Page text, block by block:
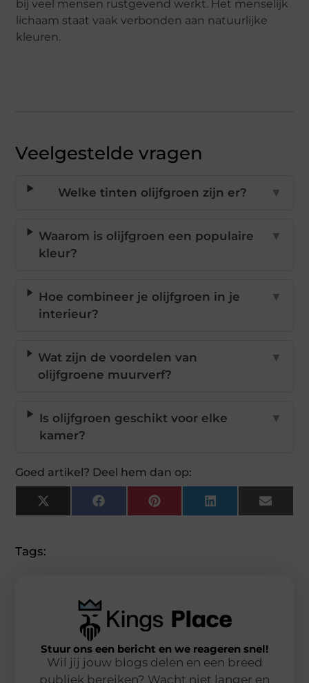
bij veel mensen rustgevend werkt. Het menselijk
lichaam staat vaak verbonden aan natuurlijke
kleuren.
Veelgestelde vragen
Welke tinten olijfgroen zijn er? ▼
Waarom is olijfgroen een populaire
kleur?
▼
Hoe combineer je olijfgroen in je
interieur?
▼
Wat zijn de voordelen van
olijfgroene muurverf?
▼
Is olijfgroen geschikt voor elke
kamer?
▼
Goed artikel? Deel hem dan op:
X
(Twitter)
FacebookPinterestLinkedInEmail
Tags:
Stuur ons een bericht en we reageren snel!
Wil jij jouw blogs delen en een breed
publiek bereiken? Wacht niet langer en